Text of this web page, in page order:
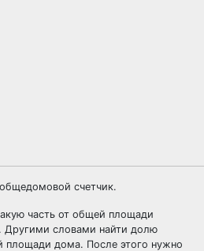
счетчик.
часть от общей площади
Другими словами найти долю
площади дома. После этого нужно